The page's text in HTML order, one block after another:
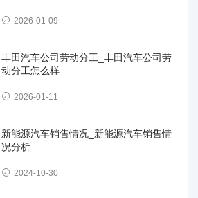
2026-01-09
丰田汽车公司劳动分工_丰田汽车公司劳
动分工怎么样
2026-01-11
新能源汽车销售情况_新能源汽车销售情
况分析
2024-10-30